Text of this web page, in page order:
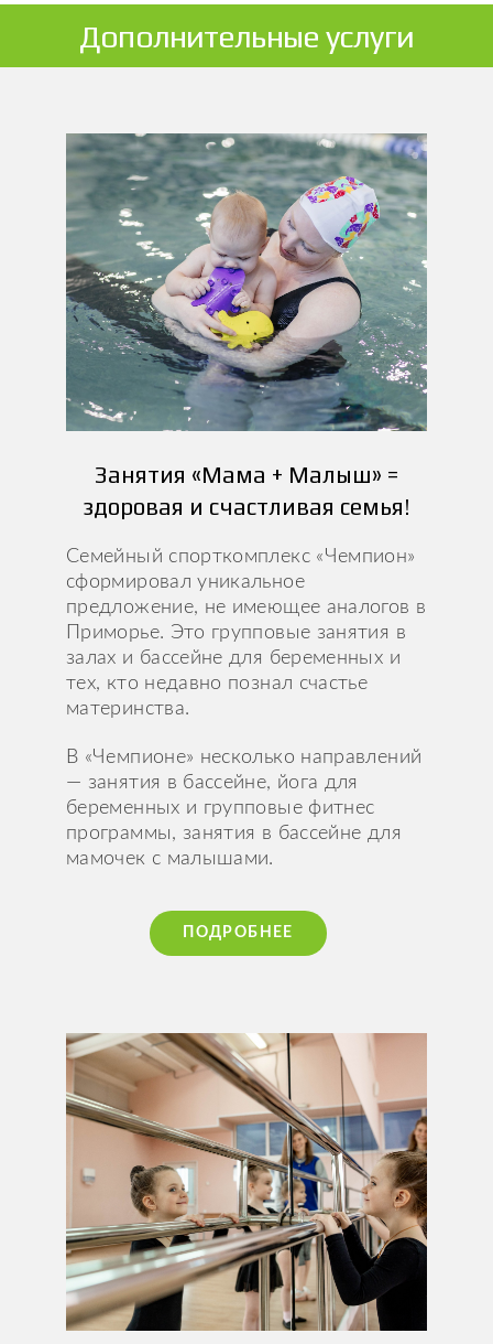
Дополнительные услуги
Занятия «Мама + Малыш» =
здоровая и счастливая семья!
Семейный спорткомплекс «Чемпион»
сформировал уникальное
предложение, не имеющее аналогов в
Приморье. Это групповые занятия в
залах и бассейне для беременных и
тех, кто недавно познал счастье
материнства.
В «Чемпионе» несколько направлений
— занятия в бассейне, йога для
беременных и групповые фитнес
программы, занятия в бассейне для
мамочек с малышами.
ПОДРОБНЕЕ